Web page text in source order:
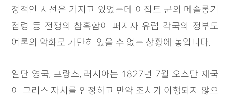
정적인 시선은 가지고 있었는데 이집트 군의 메솔롱기
점령 등 전쟁의 참혹함이 퍼지자 유럽 각국의 정부도
여론의 악화로 가만히 있을 수 없는 상황에 놓입니다.
일단 영국, 프랑스, 러시아는 1827년 7월 오스만 제국
이 그리스 자치를 인정하고 만약 조치가 이행되지 않으